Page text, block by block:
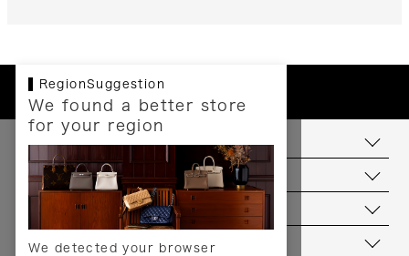
RegionSuggestion
We found a better store
for your region
We detected your browser
お支払いについて
配送について
送料について
返品について